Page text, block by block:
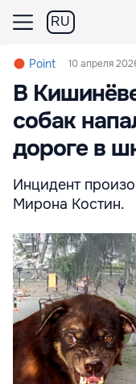
RU
Point 10 апреля
В
собак
дороге в
Инцидент
Мирона Костин.